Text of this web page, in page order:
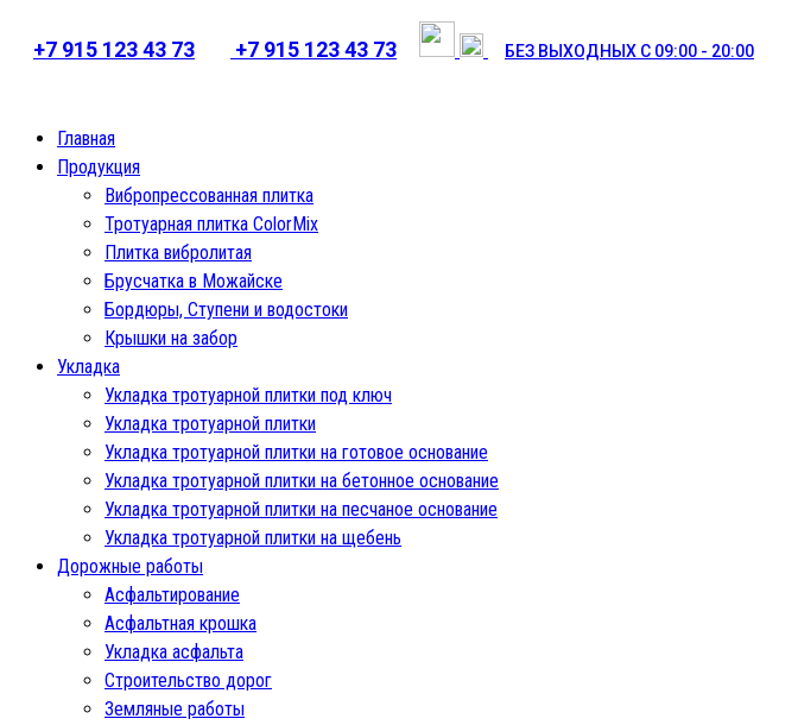
+7 915 123 43 73 ⁦+7 915 123 43 73 БЕЗ ВЫХОДНЫХ С 09:00 - 20:00
Главная
Продукция
Вибропрессованная плитка
Тротуарная плитка ColorMix
Плитка вибролитая
Брусчатка в Можайске
Бордюры, Ступени и водостоки
Крышки на забор
Укладка
Укладка тротуарной плитки под ключ
Укладка тротуарной плитки
Укладка тротуарной плитки на готовое основание
Укладка тротуарной плитки на бетонное основание
Укладка тротуарной плитки на песчаное основание
Укладка тротуарной плитки на щебень
Дорожные работы
Асфальтирование
Асфальтная крошка
Укладка асфальта
Строительство дорог
Земляные работы